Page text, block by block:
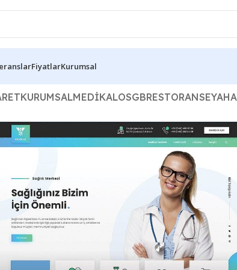
FiyatlarKurumsal
KURUMSALMEDIKALOSGBRESTORAN